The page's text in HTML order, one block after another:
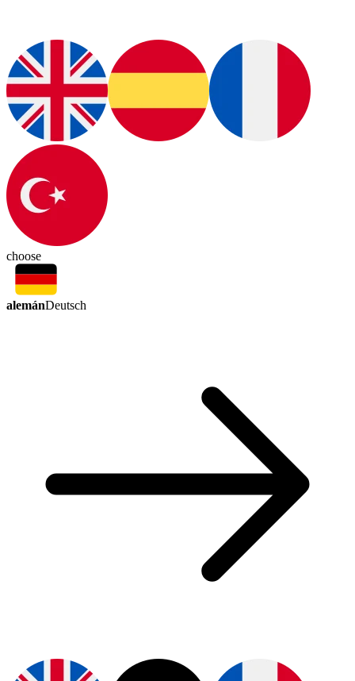
choose
alemánDeutsch